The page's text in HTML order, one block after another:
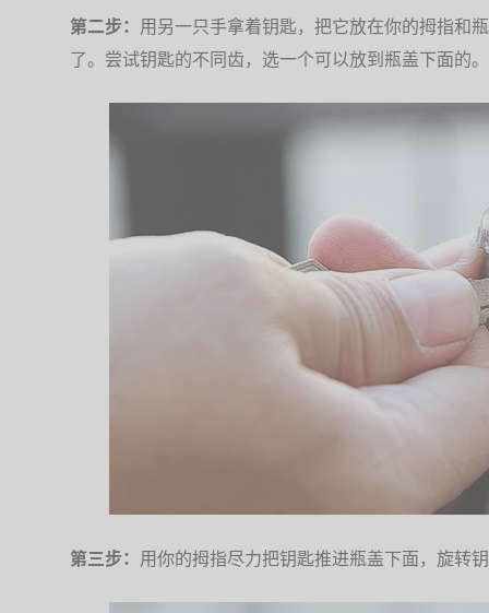
第二步： 用另一只手拿着钥匙，把它放在你的拇指和
了。尝试钥匙的不同齿，选一个可以放到瓶盖下面的。
第三步： 用你的拇指尽力把钥匙推进瓶盖下面，旋转